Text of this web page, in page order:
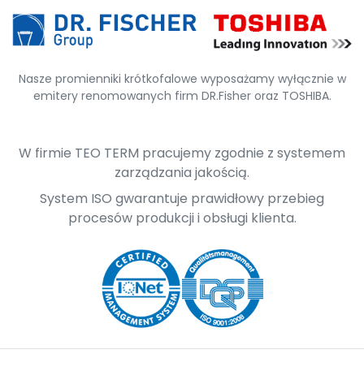
Nasze promienniki krótkofalowe wyposażamy wyłącznie w
emitery renomowanych firm DR.Fisher oraz TOSHIBA.
W firmie TEO TERM pracujemy zgodnie z systemem
zarządzania jakością.
System ISO gwarantuje prawidłowy przebieg
procesów produkcji i obsługi klienta.